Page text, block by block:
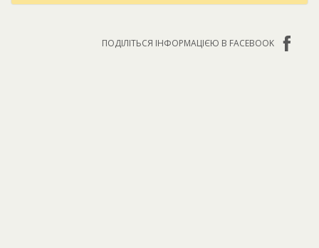
ПОДІЛІТЬСЯ ІНФОРМАЦІЄЮ В FACEBOOK